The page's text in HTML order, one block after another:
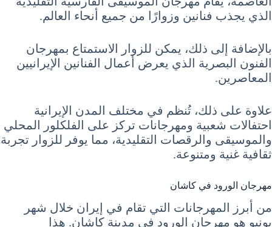
الذي يجذب فنانين وزوارًا من جميع أنحاء العالم.
بالإضافة إلى ذلك، يمكن للزوار الاستمتاع بمهرجان
الفنون البصرية الذي يعرض أعمال الفنانين الإيرانيين
المعاصرين.
علاوة على ذلك، تُنظم في مختلف المدن الإيرانية
احتفالات شعبية ومهرجانات تركز على الفلكلور المحلي
والموسيقى والرقصات التقليدية، مما يوفر للزوار تجربة
ثقافية غنية ومتنوعة.
مهرجان الورود في كاشان
من أبرز المهرجانات التي تقام في إيران خلال شهر
يونيو هو مهرجان الورود في مدينة كاشان. هذا